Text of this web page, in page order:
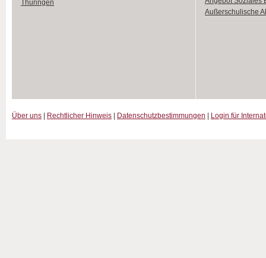
Thüringen
Außerschulische
Über uns Rechtlicher Hinweis Datenschutzbestimmungen Login für